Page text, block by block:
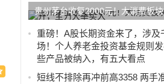
贵州茅台收复2000元！大消费板
拉升，主力大举买入
重磅！A股长期资金来了，涉及
场！个人养老金投资基金规则
些产品被纳入，有五大看点
短线不排除再冲前高3358 两手